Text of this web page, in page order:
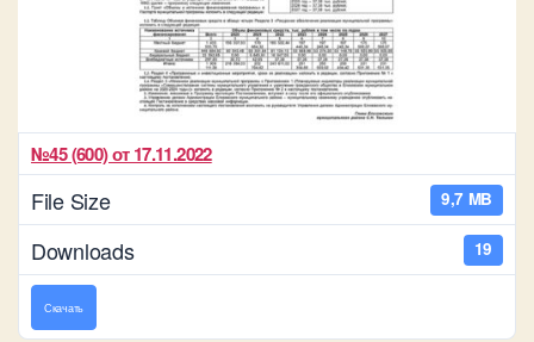
№45 (600) от 17.11.2022
File Size 9,7 MB
Downloads 19
Скачать